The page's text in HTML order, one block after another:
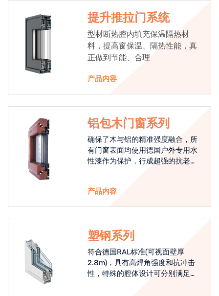
提升推拉门系统
型材断热腔内填充保温隔热材
料，提高窗保温、隔热性能，真
正做到节能、合理
产品内容
铝包木门窗系列
确保了木与铝的精准强度融合，所
有门窗表面均使用德国户外专用水
性漆作为保护，行成超强的抗老化
产品内容
塑钢系列
符合德国RAL标准(可视面壁厚
2.8m)，具有高焊角强度和抗冲击
性，特殊的腔体设计可分别满足隔